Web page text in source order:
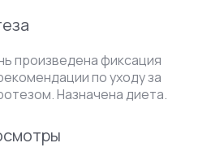
произведена фиксация
по уходу за
Назначена диета.